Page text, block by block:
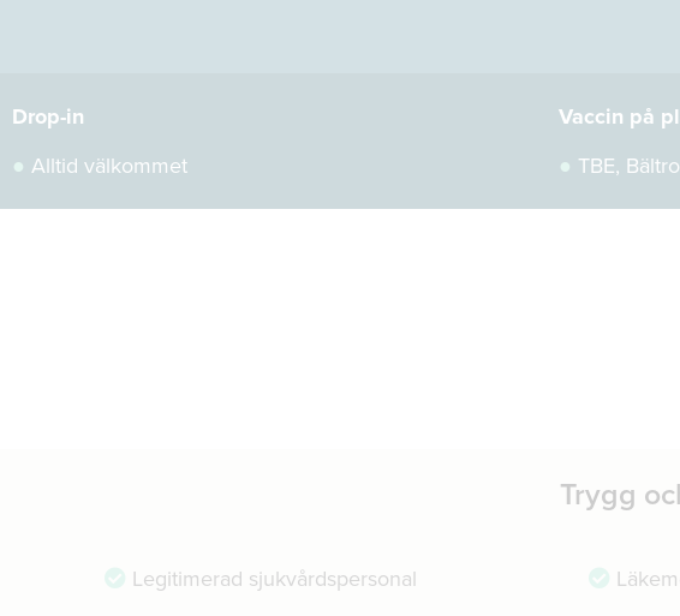
Drop-in
● Alltid välkommet
Vaccin på
● TBE,
Trygg
Legitimerad sjukvårdspersonal